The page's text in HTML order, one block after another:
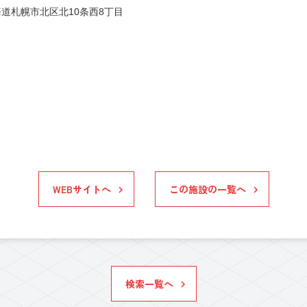
札幌市北区北10条西8丁目
WEBサイトへ この施設の一覧へ
検索一覧へ